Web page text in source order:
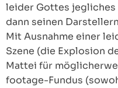
leider Gottes jegliches
dann seinen
Mit Ausnahme einer
Szene (die Explosion
Mattei für
footage-Fundus